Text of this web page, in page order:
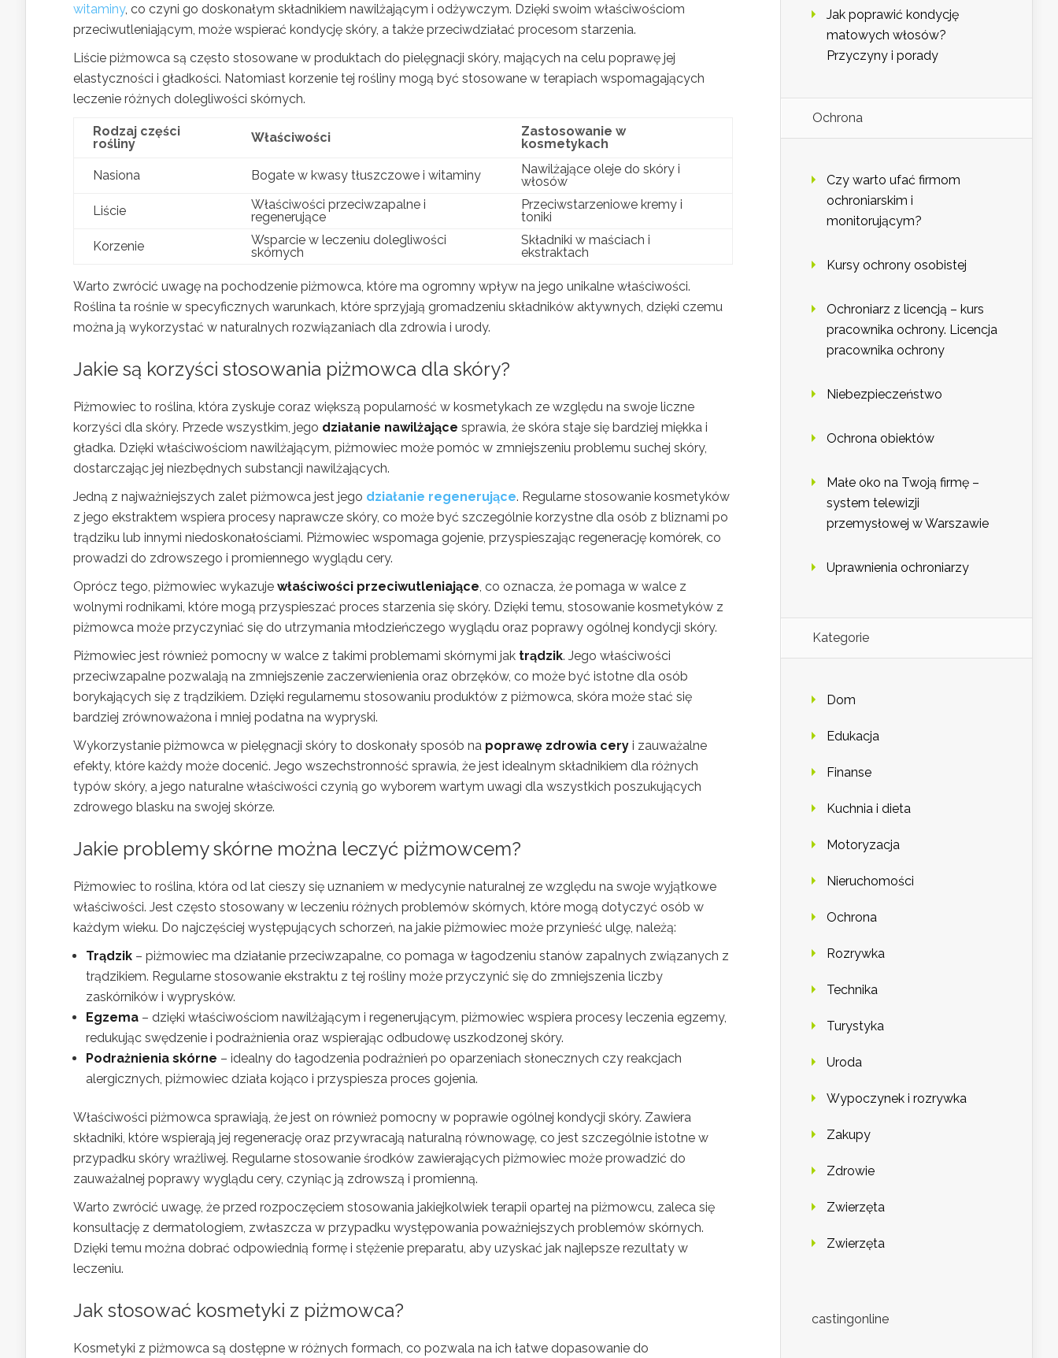
witaminy, co czyni go doskonałym składnikiem nawilżającym i odżywczym. Dzięki swoim właściwościom
przeciwutleniającym, może wspierać kondycję skóry, a także przeciwdziałać procesom starzenia.
Liście piżmowca są często stosowane w produktach do pielęgnacji skóry, mających na celu poprawę jej
elastyczności i gładkości. Natomiast korzenie tej rośliny mogą być stosowane w terapiach wspomagających
leczenie różnych dolegliwości skórnych.
Rodzaj części
rośliny
Właściwości
Zastosowanie w
kosmetykach
Nasiona Bogate w kwasy tłuszczowe i witaminy
Nawilżające oleje do skóry i
włosów
Liście
Właściwości przeciwzapalne i
regenerujące
Przeciwstarzeniowe kremy i
toniki
Korzenie
Wsparcie w leczeniu dolegliwości
skórnych
Składniki w maściach i
ekstraktach
Warto zwrócić uwagę na pochodzenie piżmowca, które ma ogromny wpływ na jego unikalne właściwości.
Roślina ta rośnie w specyficznych warunkach, które sprzyjają gromadzeniu składników aktywnych, dzięki czemu
można ją wykorzystać w naturalnych rozwiązaniach dla zdrowia i urody.
Jakie są korzyści stosowania piżmowca dla skóry?
Piżmowiec to roślina, która zyskuje coraz większą popularność w kosmetykach ze względu na swoje liczne
korzyści dla skóry. Przede wszystkim, jego działanie nawilżające sprawia, że skóra staje się bardziej miękka i
gładka. Dzięki właściwościom nawilżającym, piżmowiec może pomóc w zmniejszeniu problemu suchej skóry,
dostarczając jej niezbędnych substancji nawilżających.
Jedną z najważniejszych zalet piżmowca jest jego działanie regenerujące. Regularne stosowanie kosmetyków
z jego ekstraktem wspiera procesy naprawcze skóry, co może być szczególnie korzystne dla osób z bliznami po
trądziku lub innymi niedoskonałościami. Piżmowiec wspomaga gojenie, przyspieszając regenerację komórek, co
prowadzi do zdrowszego i promiennego wyglądu cery.
Oprócz tego, piżmowiec wykazuje właściwości przeciwutleniające, co oznacza, że pomaga w walce z
wolnymi rodnikami, które mogą przyspieszać proces starzenia się skóry. Dzięki temu, stosowanie kosmetyków z
piżmowca może przyczyniać się do utrzymania młodzieńczego wyglądu oraz poprawy ogólnej kondycji skóry.
Piżmowiec jest również pomocny w walce z takimi problemami skórnymi jak trądzik. Jego właściwości
przeciwzapalne pozwalają na zmniejszenie zaczerwienienia oraz obrzęków, co może być istotne dla osób
borykających się z trądzikiem. Dzięki regularnemu stosowaniu produktów z piżmowca, skóra może stać się
bardziej zrównoważona i mniej podatna na wypryski.
Wykorzystanie piżmowca w pielęgnacji skóry to doskonały sposób na poprawę zdrowia cery i zauważalne
efekty, które każdy może docenić. Jego wszechstronność sprawia, że jest idealnym składnikiem dla różnych
typów skóry, a jego naturalne właściwości czynią go wyborem wartym uwagi dla wszystkich poszukujących
zdrowego blasku na swojej skórze.
Jakie problemy skórne można leczyć piżmowcem?
Piżmowiec to roślina, która od lat cieszy się uznaniem w medycynie naturalnej ze względu na swoje wyjątkowe
właściwości. Jest często stosowany w leczeniu różnych problemów skórnych, które mogą dotyczyć osób w
każdym wieku. Do najczęściej występujących schorzeń, na jakie piżmowiec może przynieść ulgę, należą:
Trądzik – piżmowiec ma działanie przeciwzapalne, co pomaga w łagodzeniu stanów zapalnych związanych z
trądzikiem. Regularne stosowanie ekstraktu z tej rośliny może przyczynić się do zmniejszenia liczby
zaskórników i wyprysków.
Egzema – dzięki właściwościom nawilżającym i regenerującym, piżmowiec wspiera procesy leczenia egzemy,
redukując swędzenie i podrażnienia oraz wspierając odbudowę uszkodzonej skóry.
Podrażnienia skórne – idealny do łagodzenia podrażnień po oparzeniach słonecznych czy reakcjach
alergicznych, piżmowiec działa kojąco i przyspiesza proces gojenia.
Właściwości piżmowca sprawiają, że jest on również pomocny w poprawie ogólnej kondycji skóry. Zawiera
składniki, które wspierają jej regenerację oraz przywracają naturalną równowagę, co jest szczególnie istotne w
przypadku skóry wrażliwej. Regularne stosowanie środków zawierających piżmowiec może prowadzić do
zauważalnej poprawy wyglądu cery, czyniąc ją zdrowszą i promienną.
Warto zwrócić uwagę, że przed rozpoczęciem stosowania jakiejkolwiek terapii opartej na piżmowcu, zaleca się
konsultację z dermatologiem, zwłaszcza w przypadku występowania poważniejszych problemów skórnych.
Dzięki temu można dobrać odpowiednią formę i stężenie preparatu, aby uzyskać jak najlepsze rezultaty w
leczeniu.
Jak stosować kosmetyki z piżmowca?
Kosmetyki z piżmowca są dostępne w różnych formach, co pozwala na ich łatwe dopasowanie do
Jak poprawić kondycję
matowych włosów?
Przyczyny i porady
Ochrona
Czy warto ufać firmom
ochroniarskim i
monitorującym?
Kursy ochrony osobistej
Ochroniarz z licencją – kurs
pracownika ochrony. Licencja
pracownika ochrony
Niebezpieczeństwo
Ochrona obiektów
Małe oko na Twoją firmę –
system telewizji
przemysłowej w Warszawie
Uprawnienia ochroniarzy
Kategorie
Dom
Edukacja
Finanse
Kuchnia i dieta
Motoryzacja
Nieruchomości
Ochrona
Rozrywka
Technika
Turystyka
Uroda
Wypoczynek i rozrywka
Zakupy
Zdrowie
Zwierzęta
Zwierzęta
castingonline